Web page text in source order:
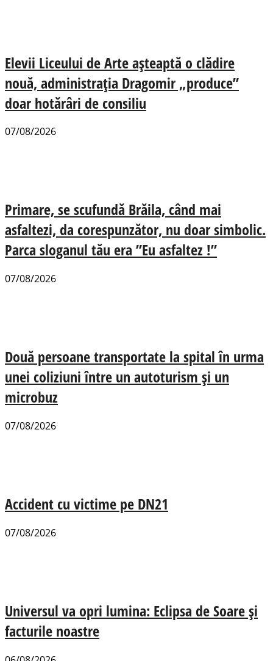
Elevii Liceului de Arte așteaptă o clădire
nouă, administrația Dragomir „produce”
doar hotărâri de consiliu
07/08/2026
Primare, se scufundă Brăila, când mai
asfaltezi, da corespunzător, nu doar simbolic.
Parca sloganul tău era ”Eu asfaltez !”
07/08/2026
Două persoane transportate la spital în urma
unei coliziuni între un autoturism și un
microbuz
07/08/2026
Accident cu victime pe DN21
07/08/2026
Universul va opri lumina: Eclipsa de Soare și
facturile noastre